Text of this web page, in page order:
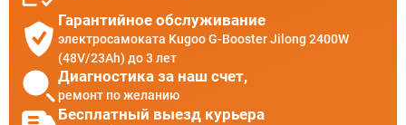
Гарантийное обслуживание
электросамоката Kugoo G-Booster Jilong 2400W
(48V/23Ah) до 3 лет
Диагностика за наш счет,
ремонт по желанию
Бесплатный выезд курьера